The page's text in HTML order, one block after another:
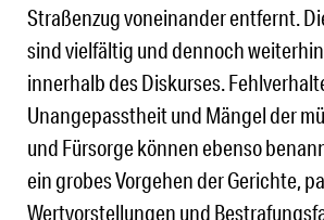
Straßenzug voneinander entfernt.
sind vielfältig und dennoch
innerhalb des Diskurses.
Unangepasstheit und Mängel der
und Fürsorge können ebenso
ein grobes Vorgehen der Gerichte,
Wertvorstellungen und